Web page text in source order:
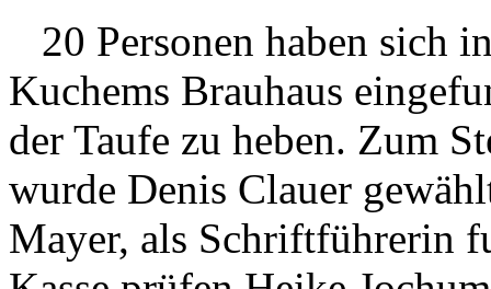
20 Personen haben sich
Kuchems Brauhaus
der Taufe zu heben. Zum
wurde Denis Clauer
Mayer, als Schriftführerin